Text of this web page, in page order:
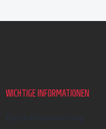
WICHTIGE INFORMATIONEN
Geschäftsbewertung